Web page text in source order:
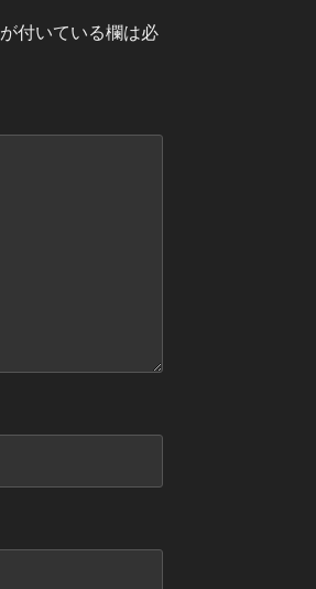
が付いている欄は必